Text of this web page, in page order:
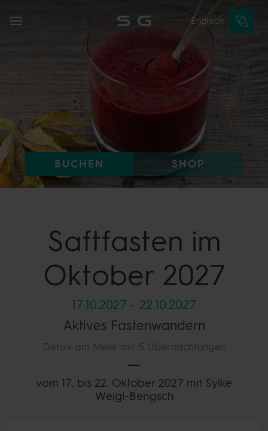
Englisch
BUCHEN SHOP
Saftfasten im
Oktober 2027
17.10.2027 - 22.10.2027
Aktives Fastenwandern
Detox am Meer mit 5 Übernachtungen
vom 17. bis 22. Oktober 2027 mit Sylke
Weigl-Bengsch